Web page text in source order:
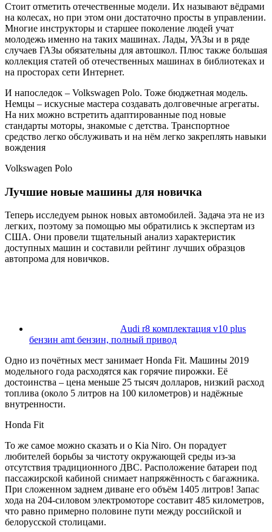
Стоит отметить отечественные модели. Их называют вёдрами
на колесах, но при этом они достаточно просты в управлении.
Многие инструкторы и старшее поколение людей учат
молодежь именно на таких машинах. Лады, УАЗы и в ряде
случаев ГАЗы обязательны для автошкол. Плюс также большая
коллекция статей об отечественных машинах в библиотеках и
на просторах сети Интернет.
И напоследок – Volkswagen Polo. Тоже бюджетная модель.
Немцы – искусные мастера создавать долговечные агрегаты.
На них можно встретить адаптированные под новые
стандарты моторы, знакомые с детства. Транспортное
средство легко обслуживать и на нём легко закреплять навыки
вождения
Volkswagen Polo
Лучшие новые машины для новичка
Теперь исследуем рынок новых автомобилей. Задача эта не из
легких, поэтому за помощью мы обратились к экспертам из
США. Они провели тщательный анализ характеристик
доступных машин и составили рейтинг лучших образцов
автопрома для новичков.
Audi r8 комплектация v10 plus
бензин amt бензин, полный привод
Одно из почётных мест занимает Honda Fit. Машины 2019
модельного года расходятся как горячие пирожки. Её
достоинства – цена меньше 25 тысяч долларов, низкий расход
топлива (около 5 литров на 100 километров) и надёжные
внутренности.
Honda Fit
То же самое можно сказать и о Kia Niro. Он порадует
любителей борьбы за чистоту окружающей среды из-за
отсутствия традиционного ДВС. Расположение батареи под
пассажирской кабиной снимает напряжённость с багажника.
При сложенном заднем диване его объём 1405 литров! Запас
хода на 204-силовом электромоторе составит 485 километров,
что равно примерно половине пути между российской и
белорусской столицами.